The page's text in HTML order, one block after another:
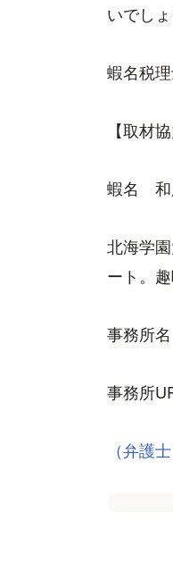
いでしょ
蝦名税
【取材
蝦名 和
北海学
ート。
事務所
事務所
（弁護